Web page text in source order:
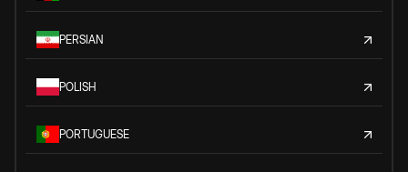
PERSIAN
POLISH
PORTUGUESE